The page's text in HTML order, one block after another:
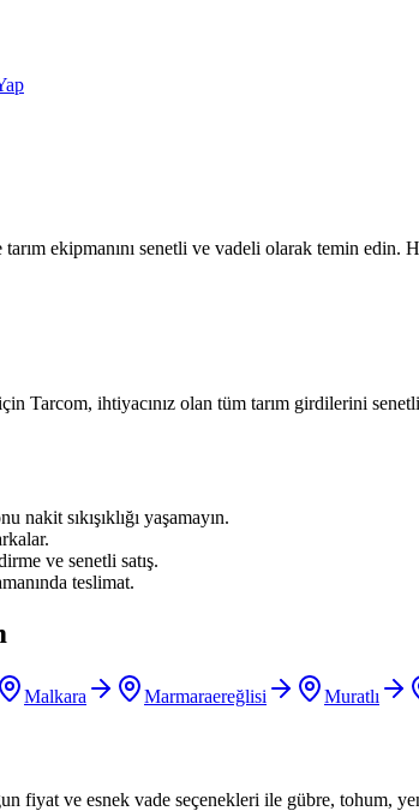
ekipmanını senetli ve vadeli olarak temin edin.
Tarcom, ihtiyacınız olan tüm tarım girdilerini
nakit sıkışıklığı yaşamayın.
ve senetli satış.
teslimat.
Malkara Marmaraereğlisi Muratlı
ve esnek vade seçenekleri ile gübre, tohum,